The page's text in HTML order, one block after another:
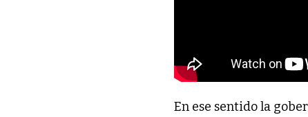
En ese sentido la